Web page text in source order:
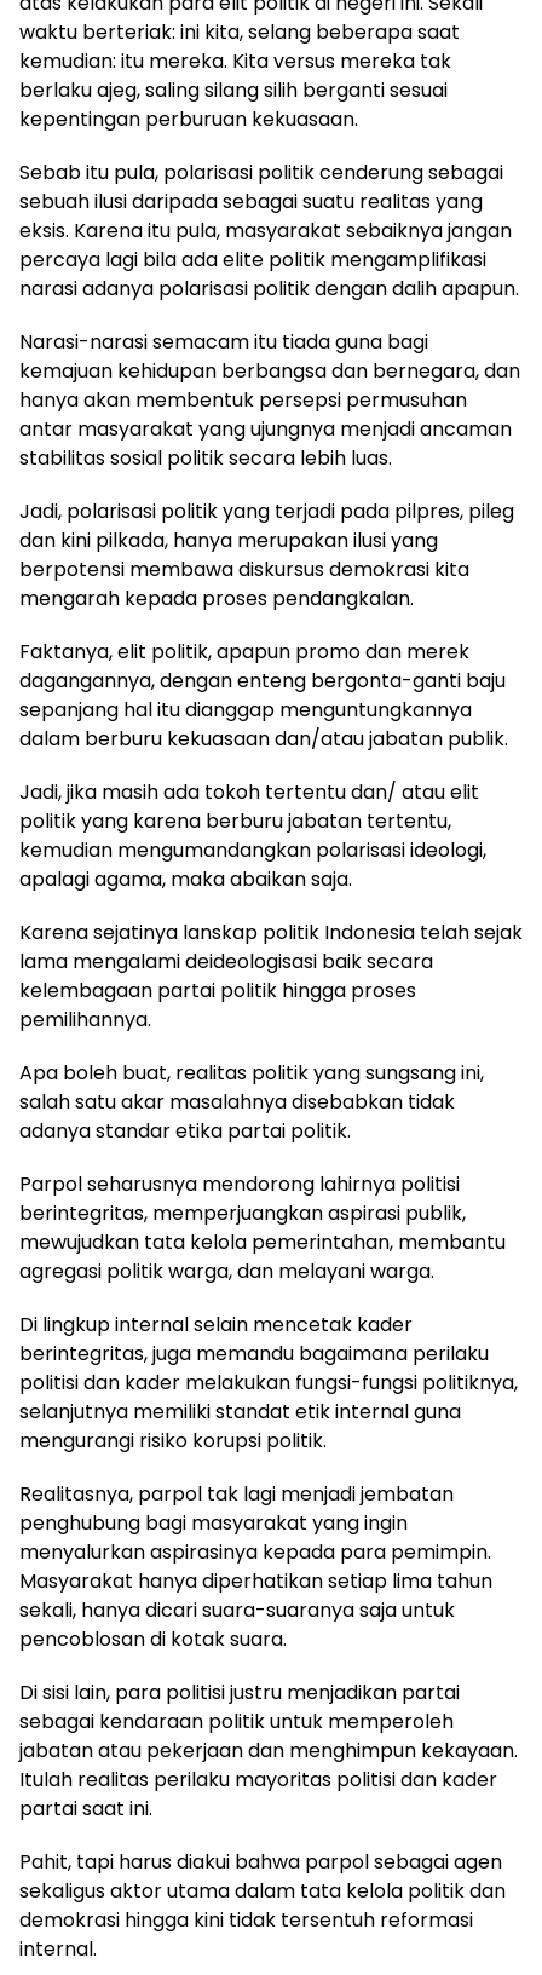
waktu berteriak: ini kita, selang beberapa saat
kemudian: itu mereka. Kita versus mereka tak
berlaku ajeg, saling silang silih berganti sesuai
kepentingan perburuan kekuasaan.
Sebab itu pula, polarisasi politik cenderung sebagai
sebuah ilusi daripada sebagai suatu realitas yang
eksis. Karena itu pula, masyarakat sebaiknya jangan
percaya lagi bila ada elite politik mengamplifikasi
narasi adanya polarisasi politik dengan dalih apapun.
Narasi-narasi semacam itu tiada guna bagi
kemajuan kehidupan berbangsa dan bernegara, dan
hanya akan membentuk persepsi permusuhan
antar masyarakat yang ujungnya menjadi ancaman
stabilitas sosial politik secara lebih luas.
Jadi, polarisasi politik yang terjadi pada pilpres, pileg
dan kini pilkada, hanya merupakan ilusi yang
berpotensi membawa diskursus demokrasi kita
mengarah kepada proses pendangkalan.
Faktanya, elit politik, apapun promo dan merek
dagangannya, dengan enteng bergonta-ganti baju
sepanjang hal itu dianggap menguntungkannya
dalam berburu kekuasaan dan/atau jabatan publik.
Jadi, jika masih ada tokoh tertentu dan/ atau elit
politik yang karena berburu jabatan tertentu,
kemudian mengumandangkan polarisasi ideologi,
apalagi agama, maka abaikan saja.
Karena sejatinya lanskap politik Indonesia telah sejak
lama mengalami deideologisasi baik secara
kelembagaan partai politik hingga proses
pemilihannya.
Apa boleh buat, realitas politik yang sungsang ini,
salah satu akar masalahnya disebabkan tidak
adanya standar etika partai politik.
Parpol seharusnya mendorong lahirnya politisi
berintegritas, memperjuangkan aspirasi publik,
mewujudkan tata kelola pemerintahan, membantu
agregasi politik warga, dan melayani warga.
Di lingkup internal selain mencetak kader
berintegritas, juga memandu bagaimana perilaku
politisi dan kader melakukan fungsi-fungsi politiknya,
selanjutnya memiliki standat etik internal guna
mengurangi risiko korupsi politik.
Realitasnya, parpol tak lagi menjadi jembatan
penghubung bagi masyarakat yang ingin
menyalurkan aspirasinya kepada para pemimpin.
Masyarakat hanya diperhatikan setiap lima tahun
sekali, hanya dicari suara-suaranya saja untuk
pencoblosan di kotak suara.
Di sisi lain, para politisi justru menjadikan partai
sebagai kendaraan politik untuk memperoleh
jabatan atau pekerjaan dan menghimpun kekayaan.
Itulah realitas perilaku mayoritas politisi dan kader
partai saat ini.
Pahit, tapi harus diakui bahwa parpol sebagai agen
sekaligus aktor utama dalam tata kelola politik dan
demokrasi hingga kini tidak tersentuh reformasi
internal.